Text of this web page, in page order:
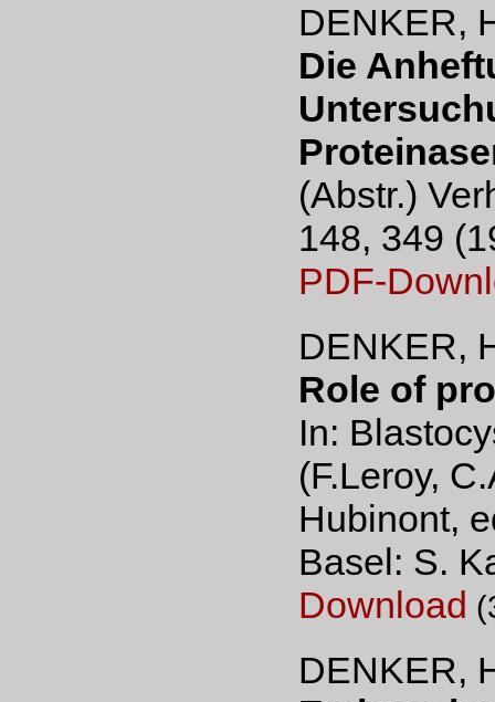
DENKER,
Die
(Abstr.)
148, 349
PDF-
DENKER,
Role of
In:
(F.Leroy,
Hubinont,
Basel: S.
Download
DENKER,